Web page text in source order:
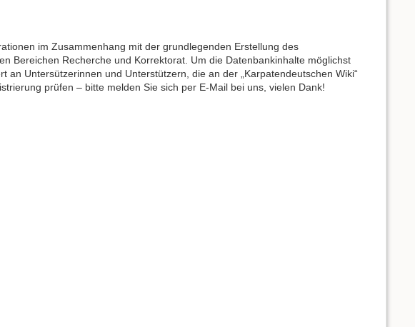
im Zusammenhang mit der grundlegenden Erstellung des
Bereichen Recherche und Korrektorat. Um die Datenbankinhalte möglichst
Untersützerinnen und Unterstützern, die an der „Karpatendeutschen Wiki“
prüfen – bitte melden Sie sich per E-Mail bei uns, vielen Dank!